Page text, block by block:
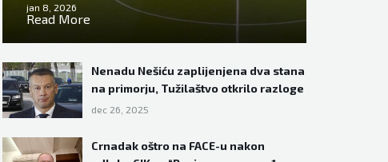
jan 8, 2026
Read More
Nenadu Nešiću zaplijenjena dva stana
na primorju, Tužilaštvo otkrilo razloge
dec 26, 2025
Crnadak oštro na FACE-u nakon